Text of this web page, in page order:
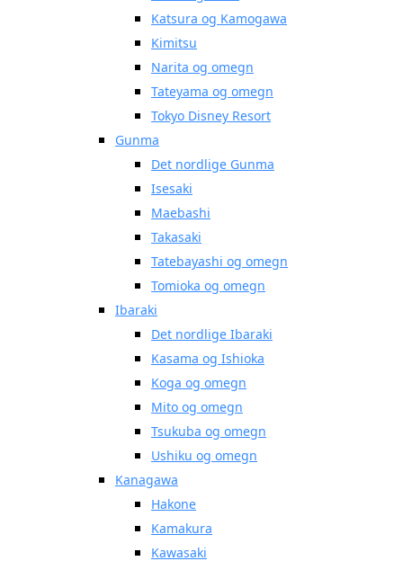
Katsura og Kamogawa
Kimitsu
Narita og omegn
Tateyama og omegn
Tokyo Disney Resort
Gunma
Det nordlige Gunma
Isesaki
Maebashi
Takasaki
Tatebayashi og omegn
Tomioka og omegn
Ibaraki
Det nordlige Ibaraki
Kasama og Ishioka
Koga og omegn
Mito og omegn
Tsukuba og omegn
Ushiku og omegn
Kanagawa
Hakone
Kamakura
Kawasaki